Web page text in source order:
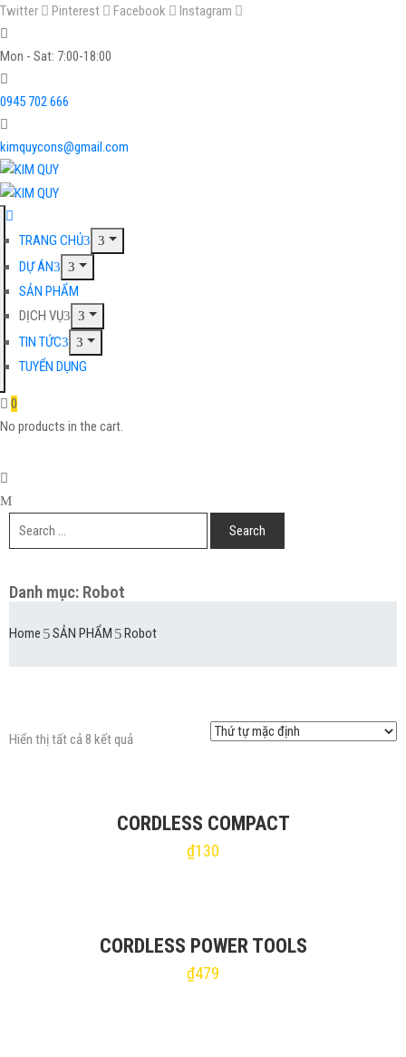
Twitter Pinterest Facebook Instagram
Mon - Sat: 7:00-18:00
0945 702 666
kimquycons@gmail.com
TRANG CHỦ
DỰ ÁN
SẢN PHẨM
DỊCH VỤ
TIN TỨC
TUYỂN DỤNG
0
No products in the cart.
Danh mục: Robot
Home SẢN PHẨM Robot
Hiển thị tất cả 8 kết quả
CORDLESS COMPACT
₫130
CORDLESS POWER TOOLS
₫479